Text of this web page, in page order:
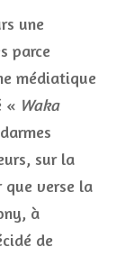
une
parce
médiatique
« Waka
sur la
que verse la
à
de